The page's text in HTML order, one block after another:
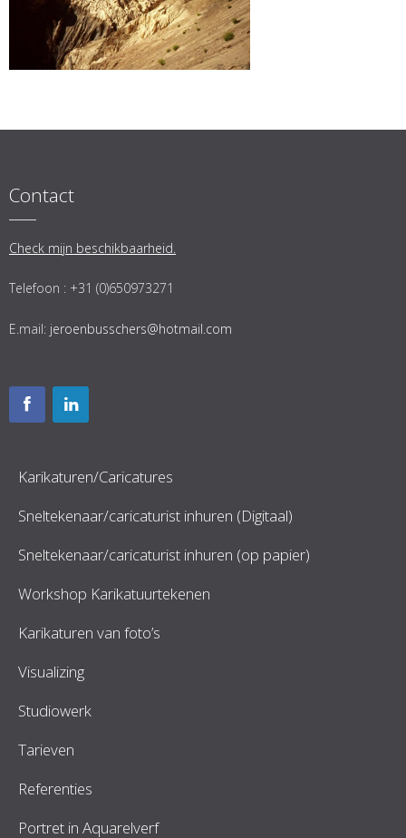
Contact
Check mijn beschikbaarheid.
Telefoon : +31 (0)650973271
E.mail: jeroenbusschers@hotmail.com
Karikaturen/Caricatures
Sneltekenaar/caricaturist inhuren (Digitaal)
Sneltekenaar/caricaturist inhuren (op papier)
Workshop Karikatuurtekenen
Karikaturen van foto’s
Visualizing
Studiowerk
Tarieven
Referenties
Portret in Aquarelverf